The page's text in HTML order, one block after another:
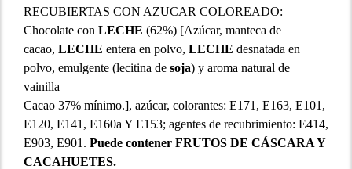
RECUBIERTAS CON AZUCAR COLOREADO:
Chocolate con LECHE (62%) [Azúcar, manteca de
cacao, LECHE entera en polvo, LECHE desnatada en
polvo, emulgente (lecitina de soja) y aroma natural de
vainilla
Cacao 37% mínimo.], azúcar, colorantes: E171, E163, E101,
E120, E141, E160a Y E153; agentes de recubrimiento: E414,
E903, E901. Puede contener FRUTOS DE CÁSCARA Y
CACAHUETES.